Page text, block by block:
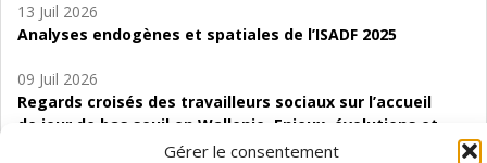
Gérer le consentement
13 Juil 2026
Analyses endogènes et spatiales de l’ISADF 2025
09 Juil 2026
Regards croisés des travailleurs sociaux sur l’accueil
de jour de bas seuil en Wallonie. Enjeux, évolutions et